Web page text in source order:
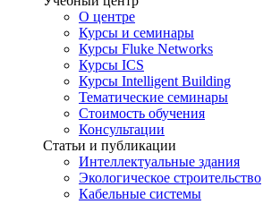
О центре
Курсы и семинары
Курсы Fluke Networks
Курсы ICS
Курсы Intelligent Building
Тематические семинары
Стоимость обучения
Консультации
Статьи и публикации
Интеллектуальные здания
Экологическое строительство
Кабельные системы